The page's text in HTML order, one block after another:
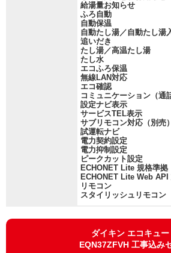
給湯量お知らせ
ふろ自動
自動保温
自動たし湯／自動たし湯
追いだき
たし湯／高温たし湯
たし水
エコふろ保温
無線LAN対応
エコ確認
コミュニケーション（通
設定ナビ表示
サービスTEL表示
サブリモコン対応（別売）
試運転ナビ
電力契約設定
電力抑制設定
ピークカット設定
ECHONET Lite 規格準拠
ECHONET Lite Web API
リモコン
スタイリッシュリモコン
ダイキン エコキュー
EQN37ZFVH 工事込み